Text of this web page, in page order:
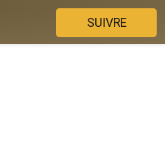
SUIVRE